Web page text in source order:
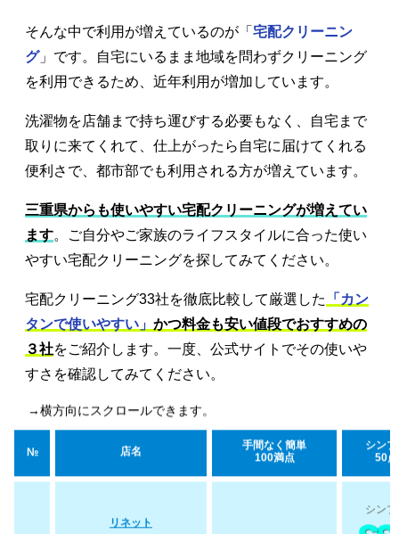
そんな中で利用が増えているのが「 宅配クリーニン
グ」です。自宅にいるまま地域を問わずクリーニング
を利用できるため、近年利用が増加しています。
洗濯物を店舗まで持ち運びする必要もなく、自宅まで
取りに来てくれて、仕上がったら自宅に届けてくれる
便利さで、都市部でも利用される方が増えています。
三重県からも使いやすい宅配クリーニングが増えてい
ます。ご自分やご家族のライフスタイルに合った使い
やすい宅配クリーニングを探してみてください。
宅配クリーニング33社を徹底比較して厳選した
「カン
タンで使いやすい」 かつ料金も安い値段でおすすめの
３社をご紹介します。一度、公式サイトでその使いや
すさを確認してみてください。
→横方向にスクロールできます。
№ 店名
手間なく簡単
100満点
シン
50点
リネット
シン